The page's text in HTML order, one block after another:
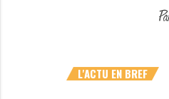
L'ACTU EN BREF